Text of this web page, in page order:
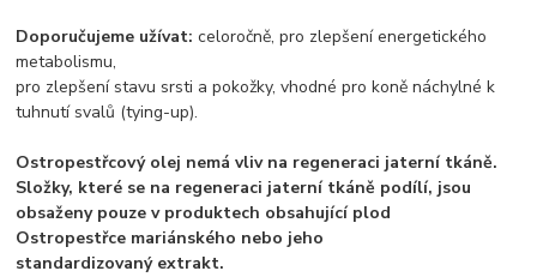
Doporučujeme užívat:celoročně, pro zlepšení energetického
metabolismu,
pro zlepšení stavu srsti a pokožky, vhodné pro koně náchylné k
tuhnutí svalů (tying-up).
Ostropestřcový olej nemá vliv na regeneraci jaterní tkáně.
Složky, které se na regeneraci jaterní tkáně podílí, jsou
obsaženy pouze v produktech obsahující plod
Ostropestřce mariánského nebo jeho
standardizovaný extrakt.